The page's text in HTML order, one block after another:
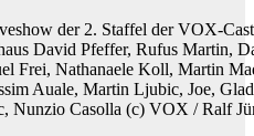
der 2. Staffel der VOX-
David Pfeffer, Rufus Martin,
Frei, Nathanaele Koll, Martin
Auale, Martin Ljubic, Joe,
Nunzio Casolla (c) VOX / Ralf